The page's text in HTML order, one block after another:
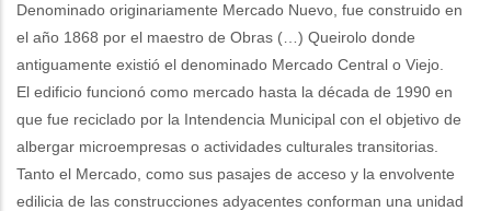
Denominado originariamente Mercado Nuevo, fue construido en
el año 1868 por el maestro de Obras (…) Queirolo donde
antiguamente existió el denominado Mercado Central o Viejo.
El edificio funcionó como mercado hasta la década de 1990 en
que fue reciclado por la Intendencia Municipal con el objetivo de
albergar microempresas o actividades culturales transitorias.
Tanto el Mercado, como sus pasajes de acceso y la envolvente
edilicia de las construcciones adyacentes conforman una unidad